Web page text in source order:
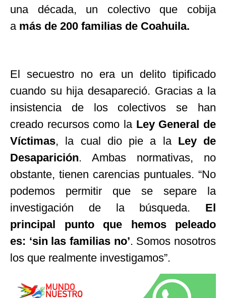
una década, un colectivo que cobija
a más de 200 familias de Coahuila.
El secuestro no era un delito tipificado
cuando su hija desapareció. Gracias a la
insistencia de los colectivos se han
creado recursos como la Ley General de
Víctimas, la cual dio pie a la Ley de
Desaparición. Ambas normativas, no
obstante, tienen carencias puntuales. “No
podemos permitir que se separe la
investigación de la búsqueda. El
principal punto que hemos peleado
es: ‘sin las familias no’. Somos nosotros
los que realmente investigamos”.